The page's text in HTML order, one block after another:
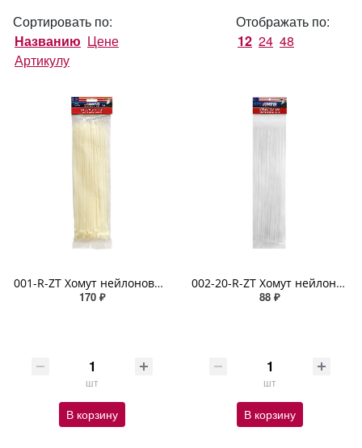
Сортировать по:
Названию Цене
Артикулу
Отображать по:
12 24 48
001-R-ZT Хомут нейлоновый белый (2,5 мм х 200 мм х 100 шт)
170 ₽
шт
В корзину
002-20-R-ZT Хомут нейлоновый белый (3,6 мм х 300 мм х 20 шт)
88 ₽
шт
В корзину